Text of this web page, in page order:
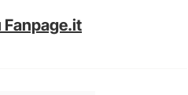
Fanpage.it